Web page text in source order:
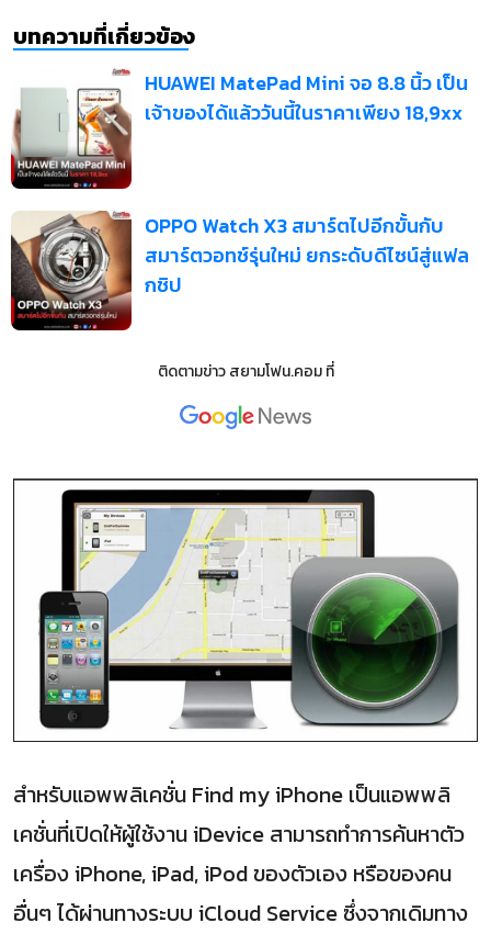
บทความที่เกี่ยวข้อง
HUAWEI MatePad Mini จอ 8.8 นิ้ว เป็น
เจ้าของได้แล้ววันนี้ในราคาเพียง 18,9xx
OPPO Watch X3 สมาร์ตไปอีกขั้นกับ
สมาร์ตวอทช์รุ่นใหม่ ยกระดับดีไซน์สู่แฟล
กชิป
ติดตามข่าวสยามโฟน.คอมที่
สำหรับแอพพลิเคชั่น Find my iPhone เป็นแอพพลิ
เคชั่นที่เปิดให้ผู้ใช้งาน iDevice สามารถทำการค้นหาตัว
เครื่อง iPhone, iPad, iPod ของตัวเอง หรือของคน
อื่นๆ ได้ผ่านทางระบบ iCloud Service ซึ่งจากเดิมทาง